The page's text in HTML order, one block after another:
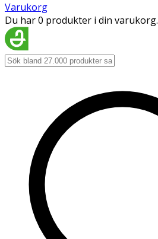
Varukorg
Du har 0 produkter i din varukorg.